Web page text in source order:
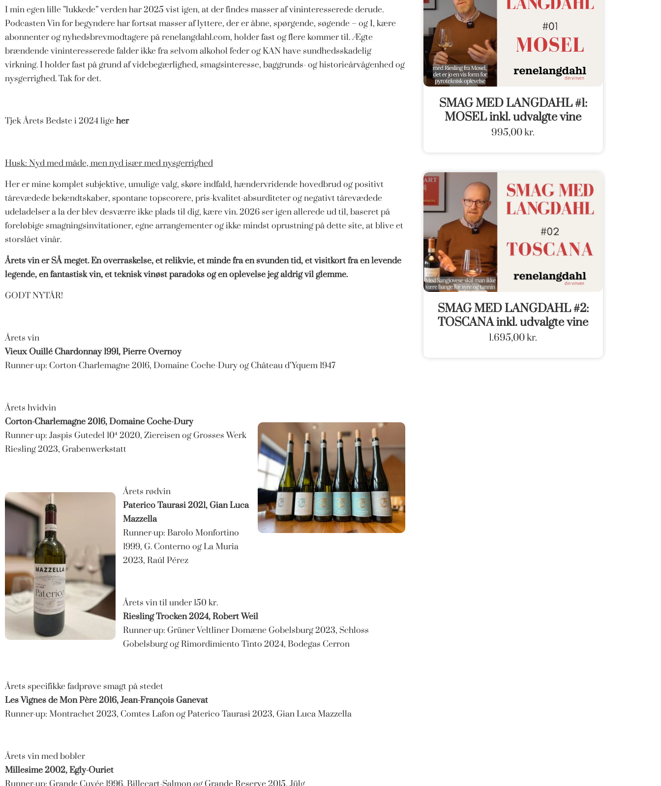
I min egen lille ”lukkede” verden har 2025 vist igen, at der findes masser af vininteresserede derude.
Podcasten Vin for begyndere har fortsat masser af lyttere, der er åbne, spørgende, søgende – og I, kære
abonnenter og nyhedsbrevmodtagere på renelangdahl.com, holder fast og flere kommer til. Ægte
brændende vininteresserede falder ikke fra selvom alkohol feder og KAN have sundhedsskadelig
virkning. I holder fast på grund af videbegærlighed, smagsinteresse, baggrunds- og historieårvågenhed og
nysgerrighed. Tak for det.
Tjek Årets Bedste i 2024 ligeher
Husk: Nyd med måde, men nyd især med nysgerrighed
Her er mine komplet subjektive, umulige valg, skøre indfald, hændervridende hovedbrud og positivt
tårevædede bekendtskaber, spontane topscorere, pris-kvalitet-absurditeter og negativt tårevædede
udeladelser a la der blev desværre ikke plads til dig, kære vin. 2026 ser igen allerede ud til, baseret på
foreløbige smagningsinvitationer, egne arrangementer og ikke mindst oprustning på dette site, at blive et
storslået vinår.
Årets vin er SÅ meget. En overraskelse, et relikvie, et minde fra en svunden tid, et visitkort fra en levende
legende, en fantastisk vin, et teknisk vinøst paradoks og en oplevelse jeg aldrig vil glemme.
GODT NYTÅR!
Årets vin
Vieux Ouillé Chardonnay 1991, Pierre Overnoy
Runner-up: Corton-Charlemagne 2016, Domaine Coche-Dury og Château d’Yquem 1947
Årets hvidvin
Corton-Charlemagne 2016, Domaine Coche-Dury
Runner-up: Jaspis Gutedel 10⁴ 2020, Ziereisen og Grosses Werk
Riesling 2023, Grabenwerkstatt
Årets rødvin
Paterico Taurasi 2021, Gian Luca
Mazzella
Runner-up: Barolo Monfortino
1999, G. Conterno og La Muria
2023, Raúl Pérez
Årets vin til under 150 kr.
Riesling Trocken 2024, Robert Weil
Runner-up: Grüner Veltliner Domæne Gobelsburg 2023, Schloss
Gobelsburg og Rimordimiento Tinto 2024, Bodegas Cerron
Årets specifikke fadprøve smagt på stedet
Les Vignes de Mon Père 2016, Jean-François Ganevat
Runner-up: Montrachet 2023, Comtes Lafon og Paterico Taurasi 2023, Gian Luca Mazzella
Årets vin med bobler
Millesime 2002, Egly-Ouriet
Runner-up: Grande Cuvée 1996, Billecart-Salmon og Grande Reserve 2015, Jülg
SMAG MED LANGDAHL #1:
MOSEL inkl. udvalgte vine
995,00kr.
SMAG MED LANGDAHL #2:
TOSCANA inkl. udvalgte vine
1.695,00kr.